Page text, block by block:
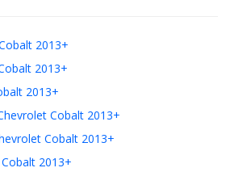
2013+
2013+
2013+
Cobalt 2013+
Cobalt 2013+
2013+